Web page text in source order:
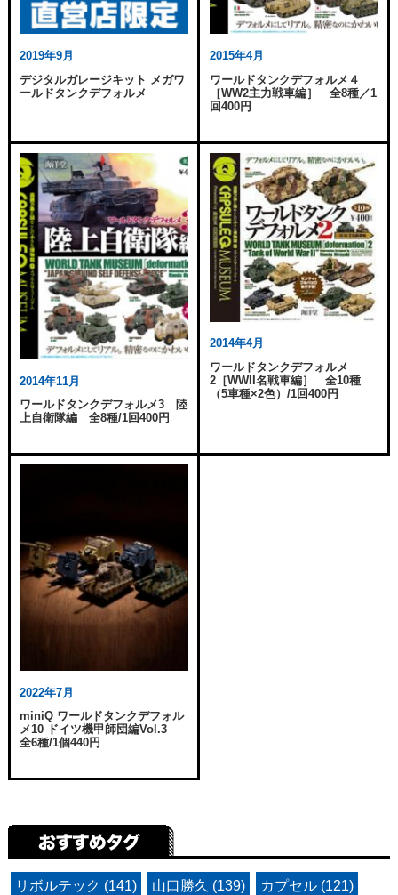
2019年9月
デジタルガレージキット メガワ
ールドタンクデフォルメ
2015年4月
ワールドタンクデフォルメ４
［WW2主力戦車編］ 全8種／1
回400円
2014年11月
ワールドタンクデフォルメ3 陸
上自衛隊編 全8種/1回400円
2014年4月
ワールドタンクデフォルメ
2［WWII名戦車編］ 全10種
（5車種×2色）/1回400円
2022年7月
miniQ ワールドタンクデフォル
メ10 ドイツ機甲師団編Vol.3
全6種/1個440円
リボルテック (141) 山口勝久 (139) カプセル (121)